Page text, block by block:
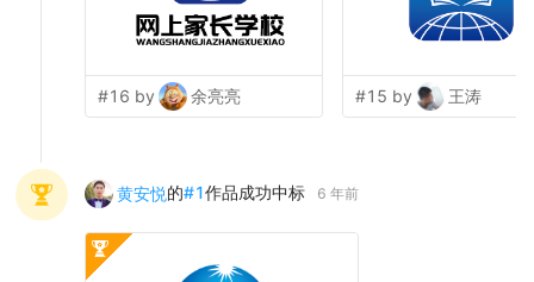
#16 by 余亮亮 #15 by 王涛
黄安悦的#1作品成功中标 6 年前